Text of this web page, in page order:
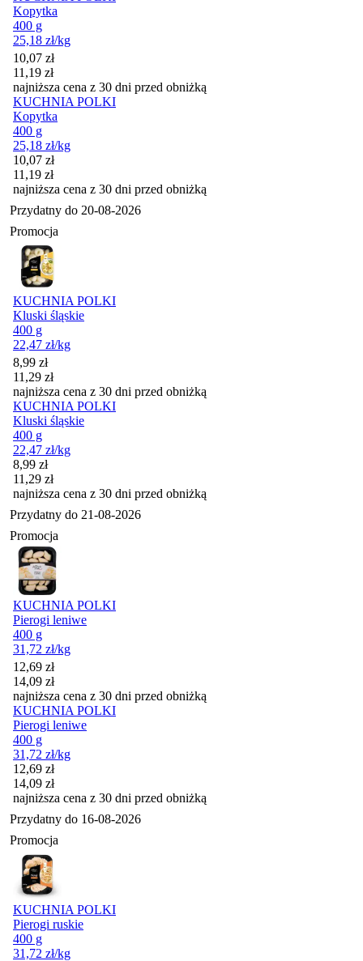
Kopytka
400 g
25,18 zł/kg
Cena promocyjna
10,07 zł
11,19 zł
najniższa cena z 30 dni przed obniżką
KUCHNIA POLKI
Kopytka
400 g
25,18 zł/kg
Cena promocyjna
10,07 zł
11,19 zł
najniższa cena z 30 dni przed obniżką
Przydatny do 20-08-2026
Promocja
KUCHNIA POLKI
Kluski śląskie
400 g
22,47 zł/kg
Cena promocyjna
8,99 zł
11,29 zł
najniższa cena z 30 dni przed obniżką
KUCHNIA POLKI
Kluski śląskie
400 g
22,47 zł/kg
Cena promocyjna
8,99 zł
11,29 zł
najniższa cena z 30 dni przed obniżką
Przydatny do 21-08-2026
Promocja
KUCHNIA POLKI
Pierogi leniwe
400 g
31,72 zł/kg
Cena promocyjna
12,69 zł
14,09 zł
najniższa cena z 30 dni przed obniżką
KUCHNIA POLKI
Pierogi leniwe
400 g
31,72 zł/kg
Cena promocyjna
12,69 zł
14,09 zł
najniższa cena z 30 dni przed obniżką
Przydatny do 16-08-2026
Promocja
KUCHNIA POLKI
Pierogi ruskie
400 g
31,72 zł/kg